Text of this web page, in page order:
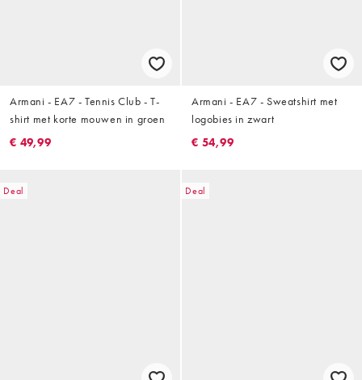
Armani - EA7 - Tennis Club - T-
shirt met korte mouwen in groen
€ 49,99
Armani - EA7 - Sweatshirt met
logobies in zwart
€ 54,99
Deal Deal